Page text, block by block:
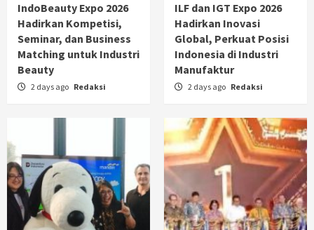
IndoBeauty Expo 2026
Hadirkan Kompetisi,
Seminar, dan Business
Matching untuk Industri
Beauty
2 days ago Redaksi
ILF dan IGT Expo 2026
Hadirkan Inovasi
Global, Perkuat Posisi
Indonesia di Industri
Manufaktur
2 days ago Redaksi